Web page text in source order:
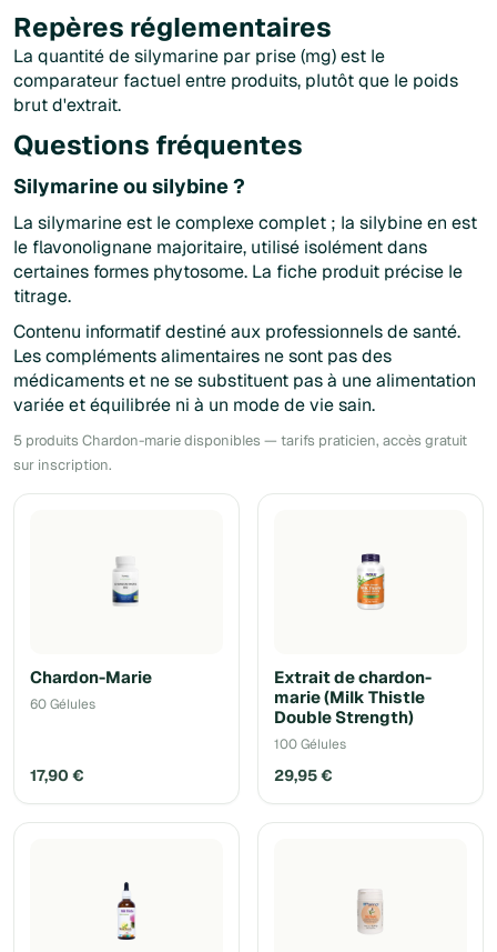
Repères réglementaires
La quantité de silymarine par prise (mg) est le
comparateur factuel entre produits, plutôt que le poids
brut d'extrait.
Questions fréquentes
Silymarine ou silybine ?
La silymarine est le complexe complet ; la silybine en est
le flavonolignane majoritaire, utilisé isolément dans
certaines formes phytosome. La fiche produit précise le
titrage.
Contenu informatif destiné aux professionnels de santé.
Les compléments alimentaires ne sont pas des
médicaments et ne se substituent pas à une alimentation
variée et équilibrée ni à un mode de vie sain.
5 produits Chardon-marie disponibles — tarifs praticien, accès gratuit
sur inscription.
Chardon-Marie
60 Gélules
17,90 €
Extrait de chardon-
marie (Milk Thistle
Double Strength)
100 Gélules
29,95 €